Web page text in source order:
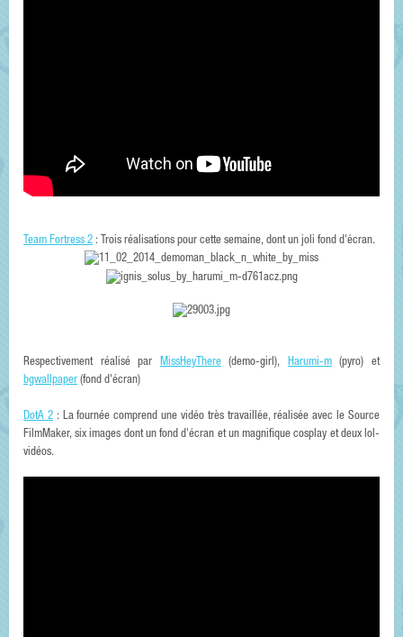
Team Fortress 2 : Trois réalisations pour cette semaine, dont un joli fond d'écran.
Respectivement réalisé par MissHeyThere(demo-girl), Harumi-m(pyro) et
bgwallpaper (fond d'écran)
DotA 2: La fournée comprend une vidéo très travaillée, réalisée avec le Source
FilmMaker, six images dont un fond d'écran et un magnifique cosplay et deux lol-
vidéos.